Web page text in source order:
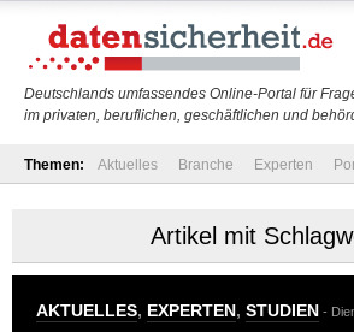
Deutschlands umfassendes Online-Portal für
im privaten, beruflichen, geschäftlichen und
Themen: Aktuelles Branche Experten
Artikel mit
AKTUELLES, EXPERTEN, STUDIEN -